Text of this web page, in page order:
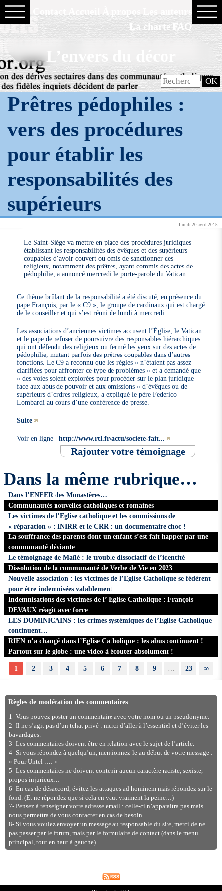
La charte FAQ
L’envers du décor
Prêtres pédophiles :
vers des procédures
pour établir les
responsabilités des
supérieurs
Lundi 20 avril 2015
Le Saint-Siège va mettre en place des procédures juridiques
établissant les responsabilités des évêques et des supérieurs
coupables d’avoir couvert ou omis de sanctionner des
religieux, notamment des prêtres, ayant commis des actes de
pédophilie, a annoncé mercredi le porte-parole du Vatican.
Ce thème brûlant de la responsabilité a été discuté, en présence du
pape François, par le « C9 », le groupe de cardinaux qui est chargé
de le conseiller et qui s’est réuni de lundi à mercredi.
Les associations d’anciennes victimes accusent l’Église, le Vatican
et le pape de refuser de poursuivre des responsables hiérarchiques
qui ont défendu des religieux ou fermé les yeux sur des actes de
pédophilie, mutant parfois des prêtres coupables dans d’autres
fonctions. Le C9 a reconnu que les règles « n’étaient pas assez
clarifiées pour affronter ce type de problèmes » et a demandé que
« des voies soient explorées pour procéder sur le plan juridique
face aux abus de pouvoir et aux omissions » d’évêques ou de
supérieurs d’ordres religieux, a expliqué le père Federico
Lombardi au cours d’une conférence de presse.
Suite
Voir en ligne :http://www.rtl.fr/actu/societe-fait...
Rajouter votre témoignage
Dans la même rubrique…
Dans l’ENFER des Monastères…
Communautés nouvelles catholiques et romaines
Les victimes de l’Eglise catholique et les commissions de
« réparation » : INIRR et le CRR : un documentaire choc !
La souffrance des parents dont un enfant s’est fait happer par une
communauté déviante
Le témoignage de Maïlé : le trouble dissociatif de l’identité
Dissolution de la communauté de Verbe de Vie en 2023
Nouvelle association : les victimes de l’Eglise Catholique se fédèrent
pour être indemnisées valablement
Indemnisations des victimes de l’ Eglise Catholique : François
DEVAUX réagit avec force
LES DOMINICAINS : les crimes systémiques de l’Eglise Catholique
continuent…
RIEN n’a changé dans l’Eglise Catholique : les abus continuent !
Partout sur le globe : une video à écouter absolument !
1 2 3 4 5 6 7 8 9 23 ∞
Règles de modération des commentaires
1- Vous pouvez poster un commentaire avec votre nom ou un pseudonyme.
2- Il ne s’agit pas d’un tchat privé : merci d’aller à l’essentiel et d’éviter les
bavardages.
3- Les commentaires doivent être en relation avec le sujet de l’article.
4- Si vous répondez à quelqu’un, mentionnez-le au début de votre message :
« Pour Untel :… »
5- Les commentaires ne doivent contenir aucun caractère raciste, sexiste,
propos injurieux…
6- En cas de désaccord, évitez les attaques ad hominem mais répondez sur le
fond. (Et ne répondez que si cela en vaut vraiment la peine…)
7- Pensez à renseigner votre adresse email : celle-ci n’apparaitra pas mais
nous permettra de vous contacter en cas de besoin.
8- Si vous voulez envoyer un message au responsable du site, merci de ne
pas passer par le forum, mais par le formulaire de contact (dans le menu
principal, tout en haut à gauche).